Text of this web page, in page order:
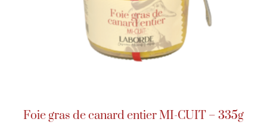
Foie gras de canard entier MI-CUIT – 335g